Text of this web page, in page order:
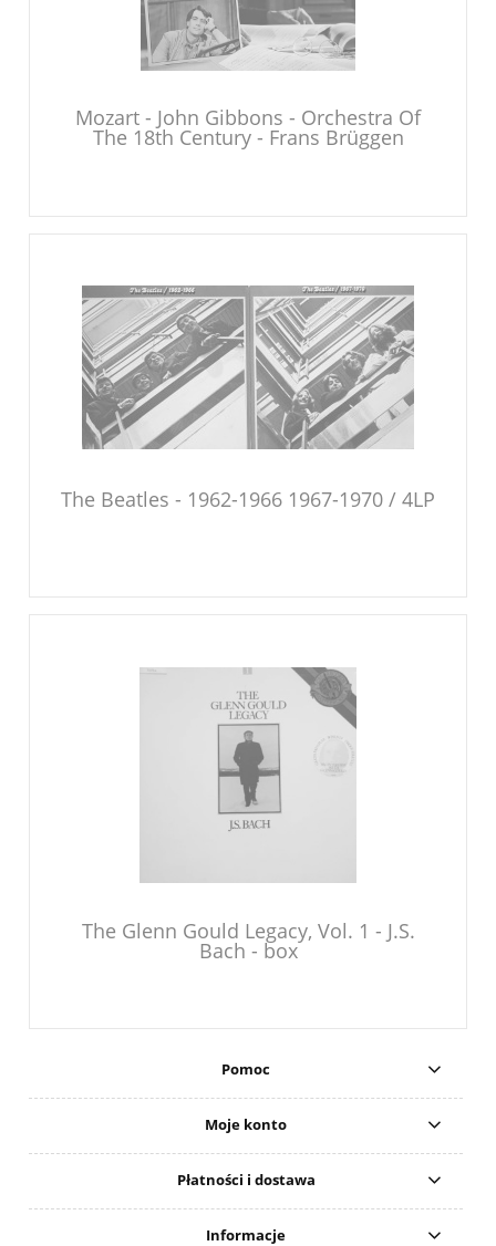
Mozart - John Gibbons - Orchestra Of
The 18th Century - Frans Brüggen
The Beatles - 1962-1966 1967-1970 / 4LP
The Glenn Gould Legacy, Vol. 1 - J.S.
Bach - box
Pomoc
Moje konto
Płatności i dostawa
Informacje